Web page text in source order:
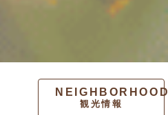
NEIGHBORHOOD
観光情報